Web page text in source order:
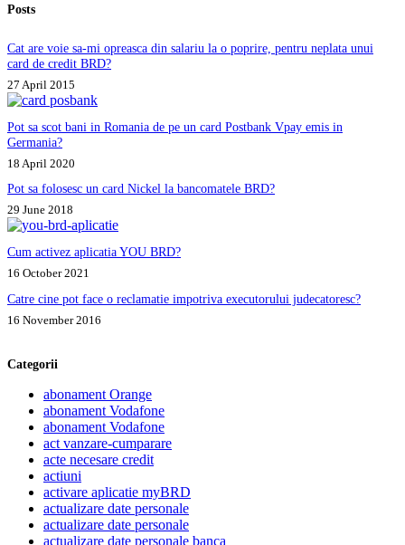
Posts
Cat are voie sa-mi opreasca din salariu la o poprire, pentru neplata unui
card de credit BRD?
27 April 2015
Pot sa scot bani in Romania de pe un card Postbank Vpay emis in
Germania?
18 April 2020
Pot sa folosesc un card Nickel la bancomatele BRD?
29 June 2018
Cum activez aplicatia YOU BRD?
16 October 2021
Catre cine pot face o reclamatie impotriva executorului judecatoresc?
16 November 2016
Categorii
abonament Orange
abonament Vodafone
abonament Vodafone
act vanzare-cumparare
acte necesare credit
actiuni
activare aplicatie myBRD
actualizare date personale
actualizare date personale
actualizare date personale banca